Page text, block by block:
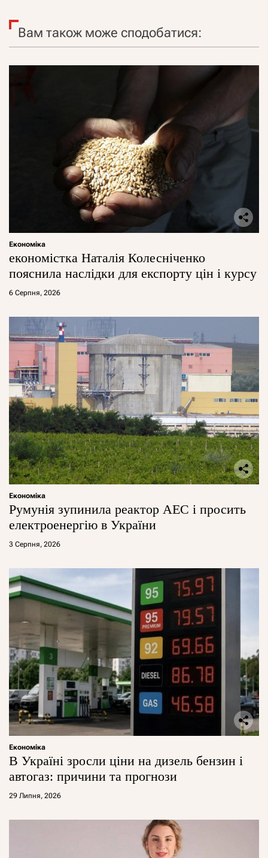
Вам також може сподобатися:
Економіка
економістка Наталія Колесніченко
пояснила наслідки для експорту цін і курсу
6 Серпня, 2026
Економіка
Румунія зупинила реактор АЕС і просить
електроенергію в України
3 Серпня, 2026
Економіка
В Україні зросли ціни на дизель бензин і
автогаз: причини та прогнози
29 Липня, 2026